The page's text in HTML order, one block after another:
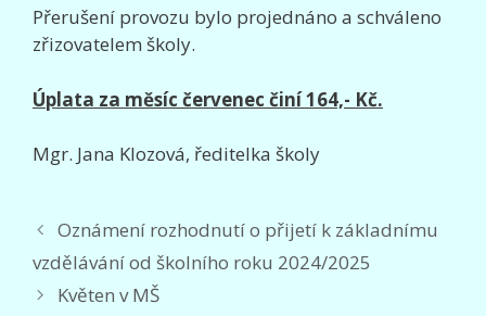
Přerušení provozu bylo projednáno a schváleno
zřizovatelem školy.
Úplata za měsíc červenec činí 164,- Kč.
Mgr. Jana Klozová, ředitelka školy
Oznámení rozhodnutí o přijetí k základnímu
vzdělávání od školního roku 2024/2025
Květen v MŠ